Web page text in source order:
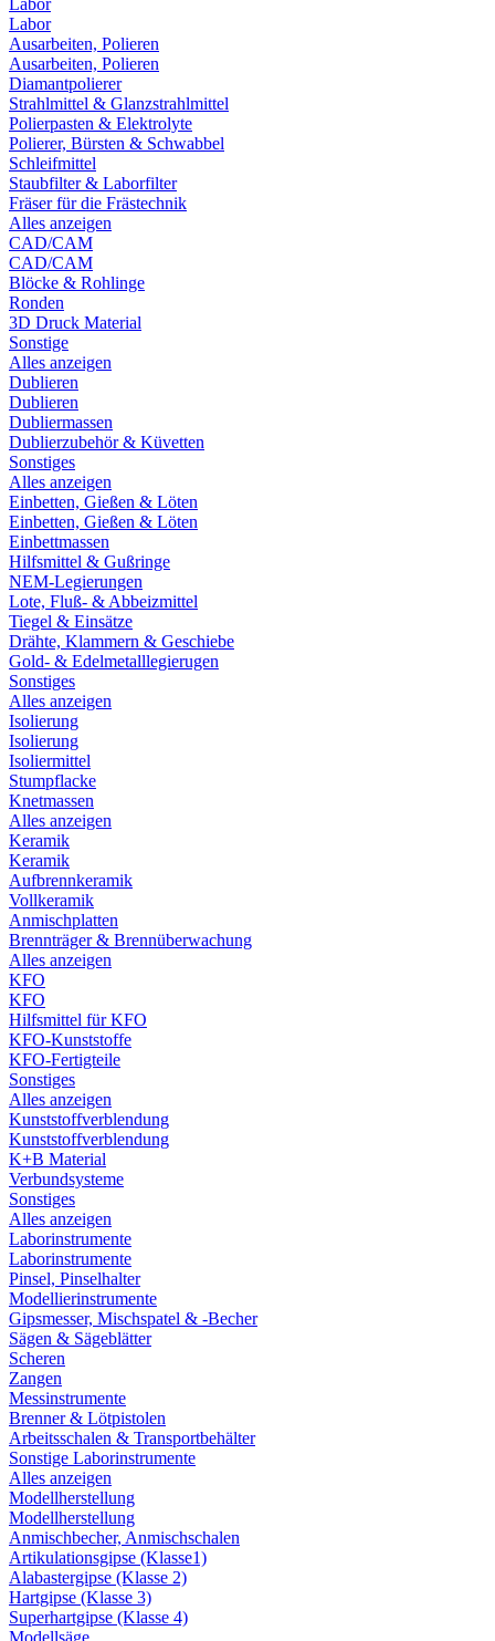
Labor
Labor
Ausarbeiten, Polieren
Ausarbeiten, Polieren
Diamantpolierer
Strahlmittel & Glanzstrahlmittel
Polierpasten & Elektrolyte
Polierer, Bürsten & Schwabbel
Schleifmittel
Staubfilter & Laborfilter
Fräser für die Frästechnik
Alles anzeigen
CAD/CAM
CAD/CAM
Blöcke & Rohlinge
Ronden
3D Druck Material
Sonstige
Alles anzeigen
Dublieren
Dublieren
Dubliermassen
Dublierzubehör & Küvetten
Sonstiges
Alles anzeigen
Einbetten, Gießen & Löten
Einbetten, Gießen & Löten
Einbettmassen
Hilfsmittel & Gußringe
NEM-Legierungen
Lote, Fluß- & Abbeizmittel
Tiegel & Einsätze
Drähte, Klammern & Geschiebe
Gold- & Edelmetalllegierugen
Sonstiges
Alles anzeigen
Isolierung
Isolierung
Isoliermittel
Stumpflacke
Knetmassen
Alles anzeigen
Keramik
Keramik
Aufbrennkeramik
Vollkeramik
Anmischplatten
Brennträger & Brennüberwachung
Alles anzeigen
KFO
KFO
Hilfsmittel für KFO
KFO-Kunststoffe
KFO-Fertigteile
Sonstiges
Alles anzeigen
Kunststoffverblendung
Kunststoffverblendung
K+B Material
Verbundsysteme
Sonstiges
Alles anzeigen
Laborinstrumente
Laborinstrumente
Pinsel, Pinselhalter
Modellierinstrumente
Gipsmesser, Mischspatel & -Becher
Sägen & Sägeblätter
Scheren
Zangen
Messinstrumente
Brenner & Lötpistolen
Arbeitsschalen & Transportbehälter
Sonstige Laborinstrumente
Alles anzeigen
Modellherstellung
Modellherstellung
Anmischbecher, Anmischschalen
Artikulationsgipse (Klasse1)
Alabastergipse (Klasse 2)
Hartgipse (Klasse 3)
Superhartgipse (Klasse 4)
Modellsäge